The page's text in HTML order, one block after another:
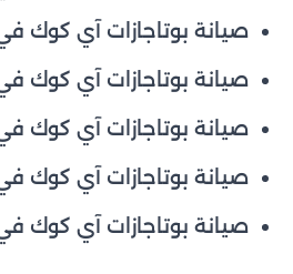
صيانة بوتاجازات آي كوك
صيانة بوتاجازات آي كوك
صيانة بوتاجازات آي كوك
صيانة بوتاجازات آي كوك
صيانة بوتاجازات آي كوك